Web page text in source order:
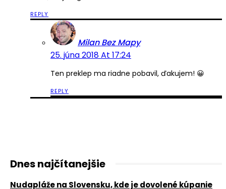
REPLY
Milan Bez Mapy
25. júna 2018 At 17:24
Ten preklep ma riadne pobavil, ďakujem! 😀
REPLY
Dnes najčítanejšie
Nudapláže na Slovensku, kde je dovolené kúpanie